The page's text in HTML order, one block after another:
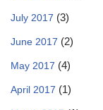
July 2017 (3)
June 2017 (2)
May 2017 (4)
April 2017 (1)